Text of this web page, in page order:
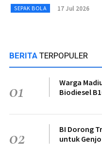
SEPAK BOLA 17 Jul 2026
BERITA TERPOPULER
01
Warga
Biodiesel
02
BI Dorong
untuk